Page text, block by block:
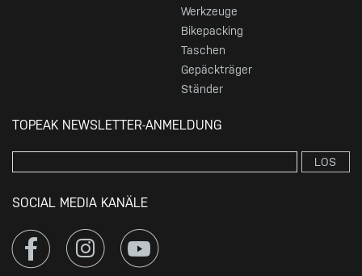
Werkzeuge
Bikepacking
Taschen
Gepäckträger
Ständer
TOPEAK NEWSLETTER-ANMELDUNG
LOS
SOCIAL MEDIA KANÄLE